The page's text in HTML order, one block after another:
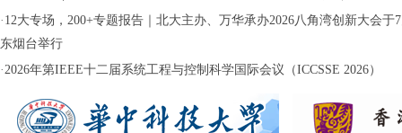
· 12大专场，200+专题报告｜北大主办、万华承办2026八角湾创新大会于
东烟台举行
·2026年第IEEE十二届系统工程与控制科学国际会议（ICCSSE 2026）